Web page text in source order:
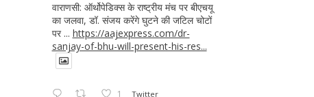
वाराणसी: ऑर्थोपेडिक्स के राष्ट्रीय मंच पर बीएचयू
का जलवा, डॉ. संजय करेंगे घुटने की जटिल चोटों
पर ... https://aajexpress.com/dr-
sanjay-of-bhu-will-present-his-res...
1 Twitter